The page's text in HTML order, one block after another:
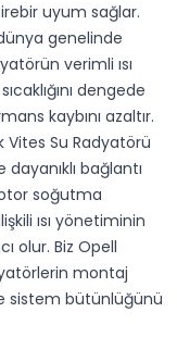
uyum sağlar.
genelinde
verimli ısı
dengede
kaybını azaltır.
Vites Su Radyatörü
bağlantı
soğutma
ısı yönetiminin
olur. Biz Opell
montaj
sistem bütünlüğünü